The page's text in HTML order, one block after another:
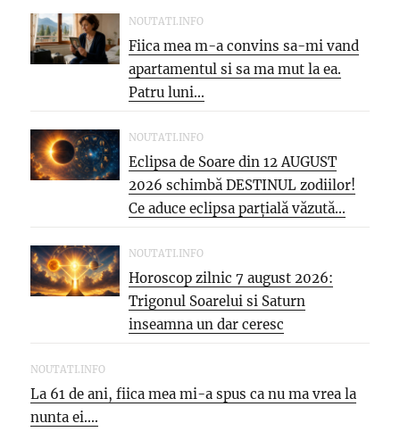
NOUTATI.INFO
Fiica mea m-a convins sa-mi vand
apartamentul si sa ma mut la ea.
Patru luni...
NOUTATI.INFO
Eclipsa de Soare din 12 AUGUST
2026 schimbă DESTINUL zodiilor!
Ce aduce eclipsa parțială văzută...
NOUTATI.INFO
Horoscop zilnic 7 august 2026:
Trigonul Soarelui si Saturn
inseamna un dar ceresc
NOUTATI.INFO
La 61 de ani, fiica mea mi-a spus ca nu ma vrea la
nunta ei....